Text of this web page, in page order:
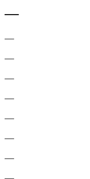
—
—
—
—
—
—
—
—